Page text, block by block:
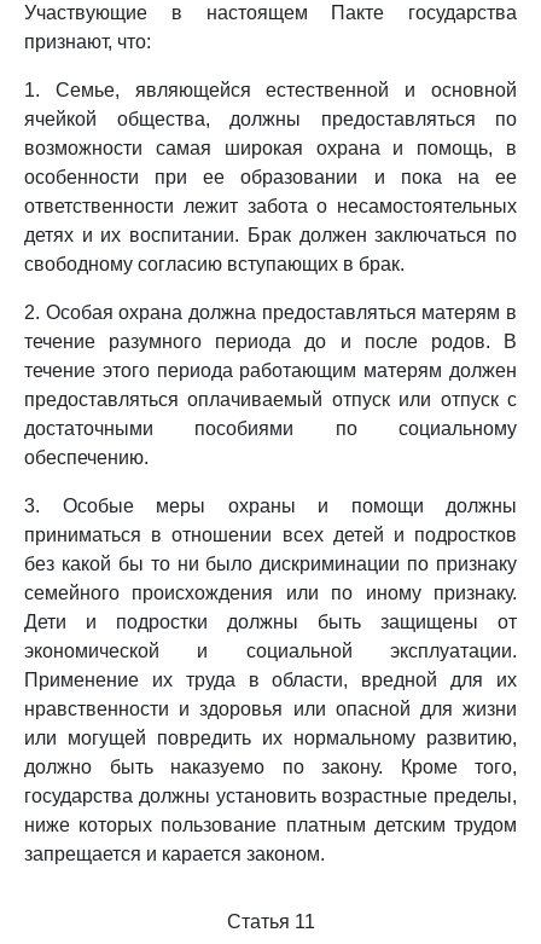
Участвующие в настоящем Пакте государства
признают, что:
1. Семье, являющейся естественной и основной
ячейкой общества, должны предоставляться по
возможности самая широкая охрана и помощь, в
особенности при ее образовании и пока на ее
ответственности лежит забота о несамостоятельных
детях и их воспитании. Брак должен заключаться по
свободному согласию вступающих в брак.
2. Особая охрана должна предоставляться матерям в
течение разумного периода до и после родов. В
течение этого периода работающим матерям должен
предоставляться оплачиваемый отпуск или отпуск с
достаточными пособиями по социальному
обеспечению.
3. Особые меры охраны и помощи должны
приниматься в отношении всех детей и подростков
без какой бы то ни было дискриминации по признаку
семейного происхождения или по иному признаку.
Дети и подростки должны быть защищены от
экономической и социальной эксплуатации.
Применение их труда в области, вредной для их
нравственности и здоровья или опасной для жизни
или могущей повредить их нормальному развитию,
должно быть наказуемо по закону. Кроме того,
государства должны установить возрастные пределы,
ниже которых пользование платным детским трудом
запрещается и карается законом.
Статья 11